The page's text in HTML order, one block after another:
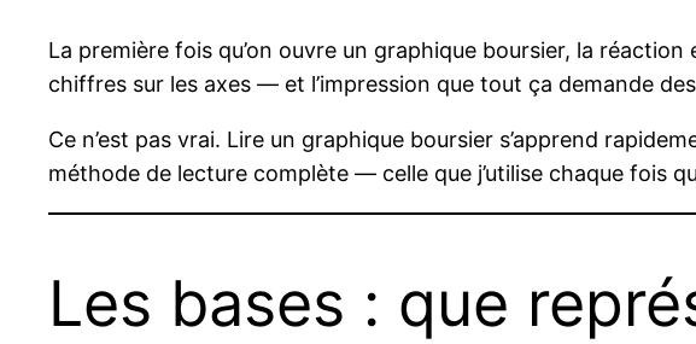
La première fois qu’on ouvre un graphique boursier, la
chiffres sur les axes — et l’impression que tout ça demande
Ce n’est pas vrai. Lire un graphique boursier s’apprend
méthode de lecture complète — celle que j’utilise chaque fois
Les bases : que